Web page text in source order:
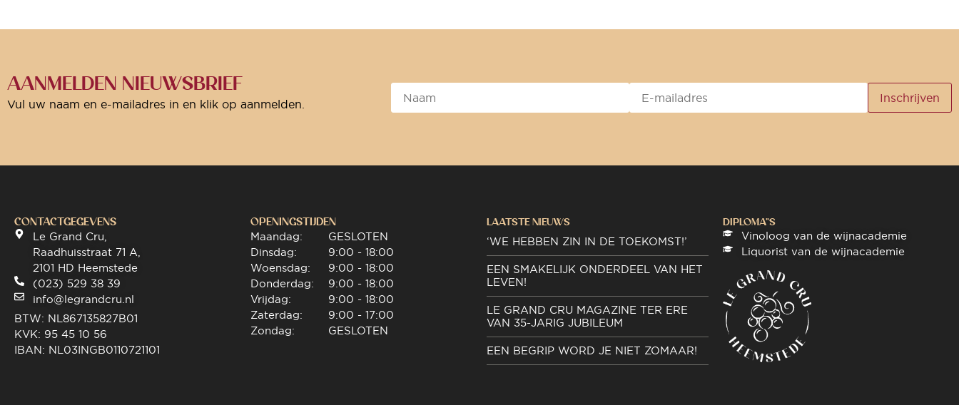
AANMELDEN NIEUWSBRIEF
Vul uw naam en e-mailadres in en klik op aanmelden.
CONTACTGEGEVENS
Le Grand Cru,
Raadhuisstraat 71 A,
2101 HD Heemstede
(023) 529 38 39
info@legrandcru.nl
BTW: NL867135827B01
KVK: 95 45 10 56
IBAN: NL03INGB0110721101
OPENINGSTIJDEN
Maandag:
Dinsdag:
Woensdag:
Donderdag:
Vrijdag:
Zaterdag:
Zondag:
GESLOTEN
9:00 - 18:00
9:00 - 18:00
9:00 - 18:00
9:00 - 18:00
9:00 - 17:00
GESLOTEN
LAATSTE NIEUWS
‘WE HEBBEN ZIN IN DE TOEKOMST!’
EEN SMAKELIJK ONDERDEEL VAN HET
LEVEN!
LE GRAND CRU MAGAZINE TER ERE
VAN 35-JARIG JUBILEUM
EEN BEGRIP WORD JE NIET ZOMAAR!
DIPLOMA"S
Vinoloog van de wijnacademie
Liquorist van de wijnacademie